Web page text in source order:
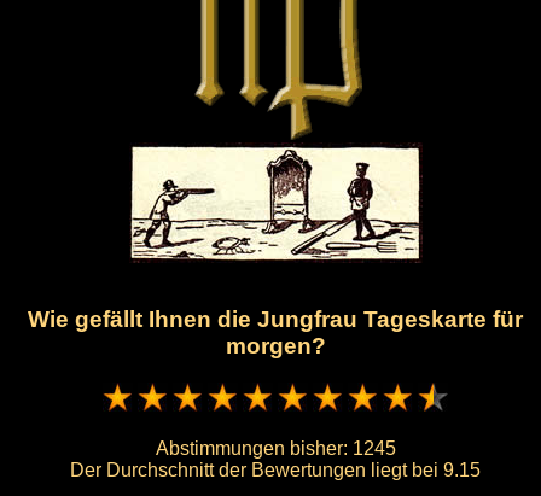
Wie gefällt Ihnen die Jungfrau Tageskarte für
morgen?
Abstimmungen bisher: 1245
Der Durchschnitt der Bewertungen liegt bei 9.15